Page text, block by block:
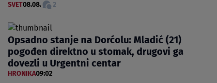
SVET08.08. 2
Opsadno stanje na Dorćolu: Mladić (21)
pogođen direktno u stomak, drugovi ga
dovezli u Urgentni centar
HRONIKA09:02